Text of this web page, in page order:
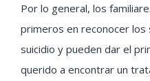
Por lo general, los
primeros en reconocer
suicidio y pueden dar el
querido a encontrar un